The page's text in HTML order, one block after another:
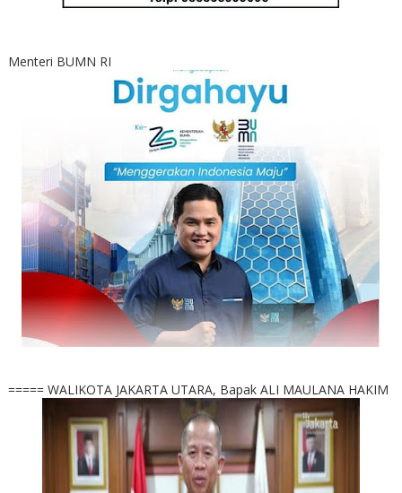
Menteri BUMN RI
===== WALIKOTA JAKARTA UTARA, Bapak ALI MAULANA HAKIM